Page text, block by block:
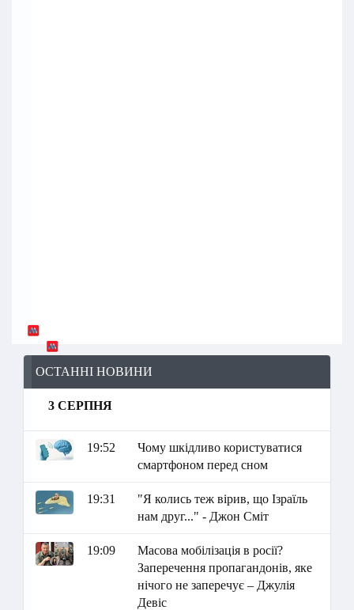
ОСТАННІ НОВИНИ
3 СЕРПНЯ
19:52
Чому шкідливо користуватися
смартфоном перед сном
19:31
"Я колись теж вірив, що Ізраїль
нам друг..." - Джон Сміт
19:09
Масова мобілізація в росії?
Заперечення пропагандонів, яке
нічого не заперечує – Джулія
Девіс